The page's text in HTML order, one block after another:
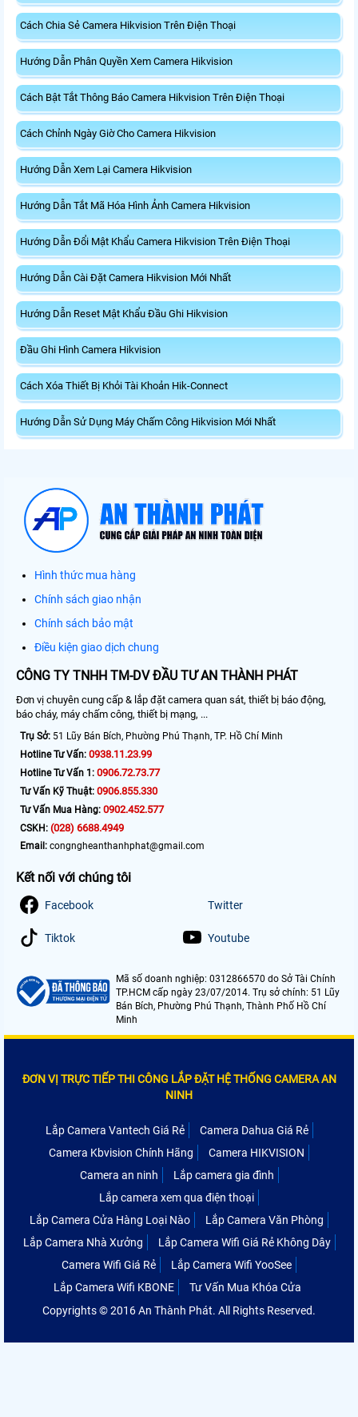
Cách Chia Sẻ Camera Hikvision Trên Điện Thoại
Hướng Dẫn Phân Quyền Xem Camera Hikvision
Cách Bật Tắt Thông Báo Camera Hikvision Trên Điện Thoại
Cách Chỉnh Ngày Giờ Cho Camera Hikvision
Hướng Dẫn Xem Lại Camera Hikvision
Hướng Dẫn Tắt Mã Hóa Hình Ảnh Camera Hikvision
Hướng Dẫn Đổi Mật Khẩu Camera Hikvision Trên Điện Thoại
Hướng Dẫn Cài Đặt Camera Hikvision Mới Nhất
Hướng Dẫn Reset Mật Khẩu Đầu Ghi Hikvision
Đầu Ghi Hình Camera Hikvision
Cách Xóa Thiết Bị Khỏi Tài Khoản Hik-Connect
Hướng Dẫn Sử Dụng Máy Chấm Công Hikvision Mới Nhất
Hình thức mua hàng
Chính sách giao nhận
Chính sách bảo mật
Điều kiện giao dịch chung
CÔNG TY TNHH TM-DV ĐẦU TƯ AN THÀNH PHÁT
Đơn vị chuyên cung cấp & lắp đặt camera quan sát, thiết bị báo động,
báo cháy, máy chấm công, thiết bị mạng, ...
Trụ Sở: 51 Lũy Bán Bích, Phường Phú Thạnh, TP. Hồ Chí Minh
Hotline Tư Vấn: 0938.11.23.99
Hotline Tư Vấn 1: 0906.72.73.77
Tư Vấn Kỹ Thuật: 0906.855.330
Tư Vấn Mua Hàng: 0902.452.577
CSKH: (028) 6688.4949
Email: congngheanthanhphat@gmail.com
Kết nối với chúng tôi
Facebook Twitter
Tiktok Youtube
Mã số doanh nghiệp: 0312866570 do Sở Tài Chính
TP.HCM cấp ngày 23/07/2014. Trụ sở chính: 51 Lũy
Bán Bích, Phường Phú Thạnh, Thành Phố Hồ Chí
Minh
ĐƠN VỊ TRỰC TIẾP THI CÔNG LẮP ĐẶT HỆ THỐNG CAMERA AN
NINH
Lắp Camera Vantech Giá Rẻ
Camera Dahua Giá Rẻ
Camera Kbvision Chính Hãng
Camera HIKVISION
Camera an ninh
Lắp camera gia đình
Lắp camera xem qua điện thoại
Lắp Camera Cửa Hàng Loại Nào
Lắp Camera Văn Phòng
Lắp Camera Nhà Xưởng
Lắp Camera Wifi Giá Rẻ Không Dây
Camera Wifi Giá Rẻ
Lắp Camera Wifi YooSee
Lắp Camera Wifi KBONE
Tư Vấn Mua Khóa Cửa
Copyrights © 2016 An Thành Phát. All Rights Reserved.